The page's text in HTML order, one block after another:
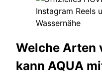
Welche Arten
kann AQUA